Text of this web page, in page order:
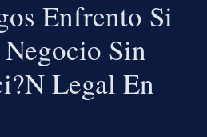
Enfrento Si
Sin
Legal En